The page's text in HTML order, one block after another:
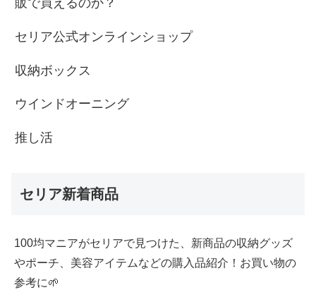
セリア公式オンラインショップ
収納ボックス
ウインドオーニング
推し活
セリア新着商品
100均マニアがセリアで見つけた、新商品の収納グッズ
やポーチ、美容アイテムなどの購入品紹介！お買い物の
参考に🌱